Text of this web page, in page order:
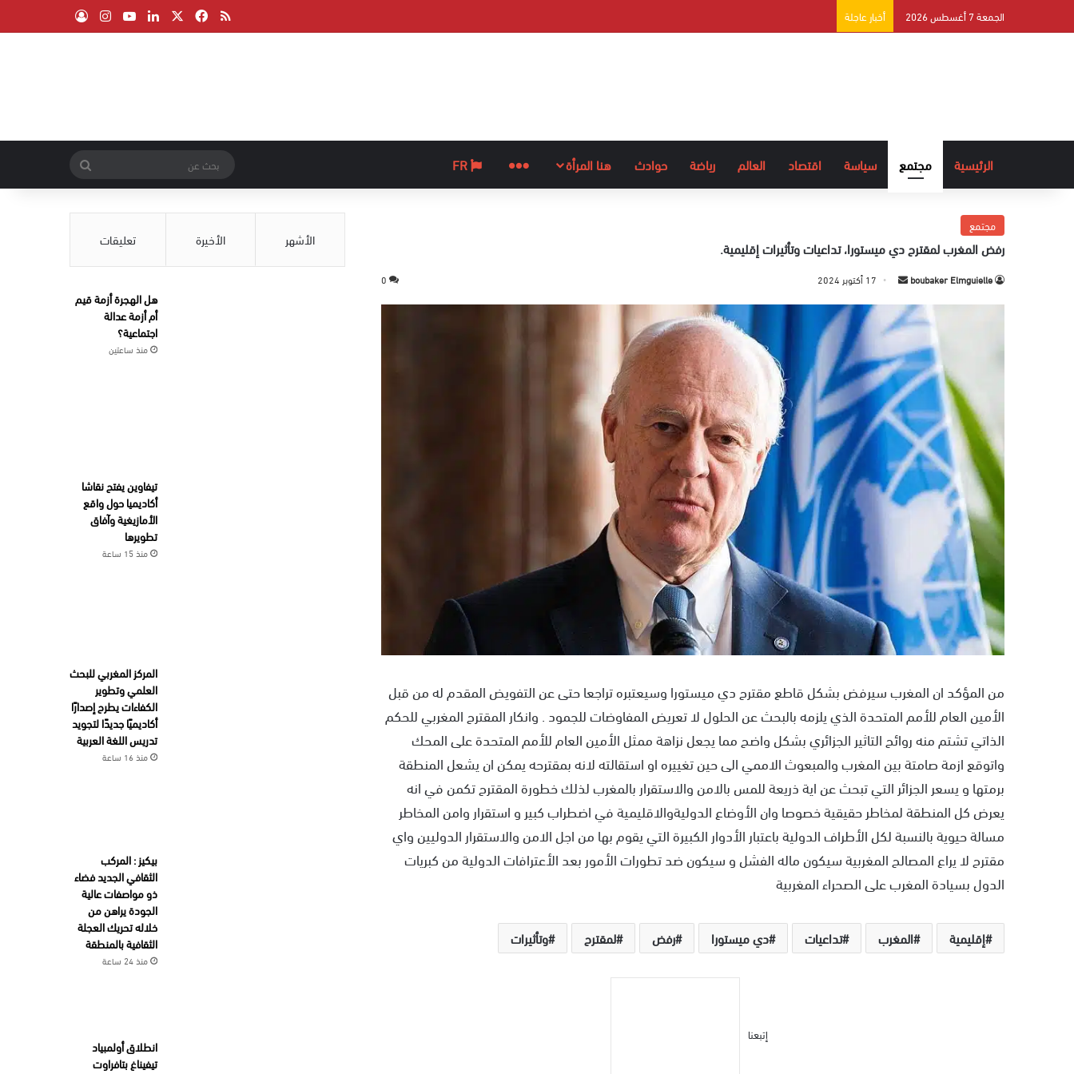
الجمعة 7 أغسطس 2026 أخبار عاجلة ملخص الموقع RSS
فيسبوك لينكدإن ‫YouTube
انستقرام
الرئيسية مجتمع سياسة اقتصاد العالم رياضة حوادث هنا المرأة المزيد
عن
مجتمع
رفض المغرب لمقترح دي ميستورا، تداعيات وتأثيرات إقليمية.
boubaker Elmguielle
س
ل
ب
ر
ي
د
ا
ل
ك
ت
ا
17 أكتوبر 2024 0
من المؤكد ان المغرب سيرفض بشكل قاطع مقترح دي ميستورا وسيعتبره تراجعا حتى عن التفويض المقدم له من قبل
الأمين العام للأمم المتحدة الذي يلزمه بالبحث عن الحلول لا تعريض المفاوضات للجمود . وانكار المقترح المغربي للحكم
الذاتي تشتم منه روائح التاثير الجزائري بشكل واضح مما يجعل نزاهة ممثل الأمين العام للأمم المتحدة على المحك
واتوقع ازمة صامتة بين المغرب والمبعوث الاممي الى حين تغييره او استقالته لانه بمقترحه يمكن ان يشعل المنطقة
برمتها و يسعر الجزائر التي تبحث عن اية ذريعة للمس بالامن والاستقرار بالمغرب لذلك خطورة المقترح تكمن في انه
يعرض كل المنطقة لمخاطر حقيقية خصوصا وان الأوضاع الدوليةوالاقليمية في اضطراب كبير و استقرار وامن المخاطر
مسالة حيوية بالنسبة لكل الأطراف الدولية باعتبار الأدوار الكبيرة التي يقوم بها من اجل الامن والاستقرار الدوليين واي
مقترح لا يراع المصالح المغربية سيكون ماله الفشل و سيكون ضد تطورات الأمور بعد الأعترافات الدولية من كبريات
الدول بسيادة المغرب على الصحراء المغربية
إقليمية المغرب تداعيات دي ميستورا رفض لمقترح وتأثيرات
إتبعنا
الأشهر الأخيرة تعليقات
هل الهجرة أزمة قيم
أم أزمة عدالة
اجتماعية؟
منذ ساعتين
تيفاوين يفتح نقاشا
أكاديميا حول واقع
الأمازيغية وآفاق
تطويرها
منذ 15 ساعة
المركز المغربي للبحث
العلمي وتطوير
الكفاءات يطرح إصدارًا
أكاديميًا جديدًا لتجويد
تدريس اللغة العربية
منذ 16 ساعة
بيكيز : المركب
الثقافي الجديد فضاء
ذو مواصفات عالية
الجودة يراهن من
خلاله تحريك العجلة
الثقافية بالمنطقة
منذ 24 ساعة
انطلاق أولمبياد
تيفيناغ بتافراوت